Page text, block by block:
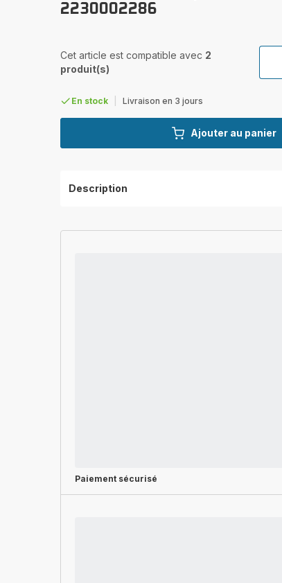
2230002286
Cet article est compatible avec 2
produit(s)
En stock Livraison en 3 jours
Ajouter au panier
Description
Paiement sécurisé